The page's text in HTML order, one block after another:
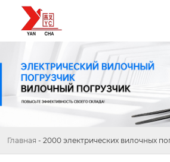
Главная - 2000 электрических вилочных